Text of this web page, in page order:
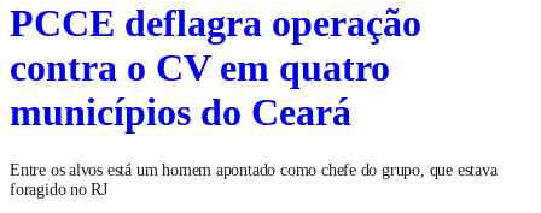
PCCE deflagra operação
contra o CV em quatro
municípios do Ceará
Entre os alvos está um homem apontado como chefe do grupo, que estava
foragido no RJ